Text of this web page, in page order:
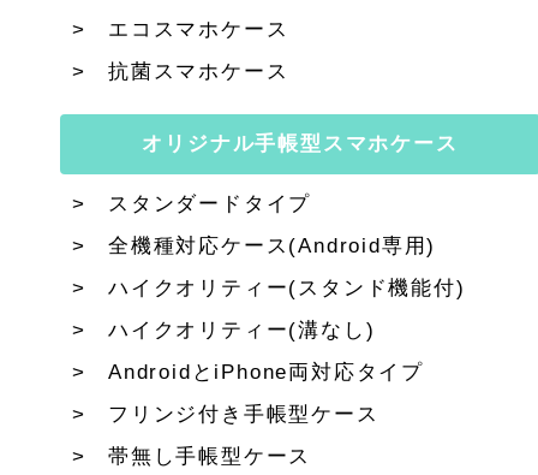
エコスマホケース
抗菌スマホケース
オリジナル手帳型スマホケース
スタンダードタイプ
全機種対応ケース(Android専用)
ハイクオリティー(スタンド機能付)
ハイクオリティー(溝なし)
AndroidとiPhone両対応タイプ
フリンジ付き手帳型ケース
帯無し手帳型ケース